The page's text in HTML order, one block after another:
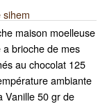
maison moelleuse
brioche de mes
au chocolat 125
ambiante
50 gr de